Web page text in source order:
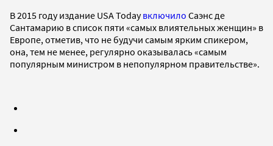
В 2015 году издание USA Todayвключило Саэнс де
Сантамарию в список пяти «самых влиятельных женщин» в
Европе, отметив, что не будучи самым ярким спикером,
она, тем не менее, регулярно оказывалась «самым
популярным министром в непопулярном правительстве».